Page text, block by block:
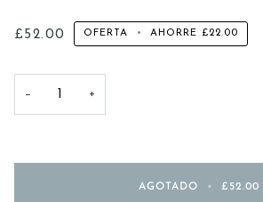
£52.00 OFERTA • AHORRE £22.00
− +
AGOTADO • £52.00